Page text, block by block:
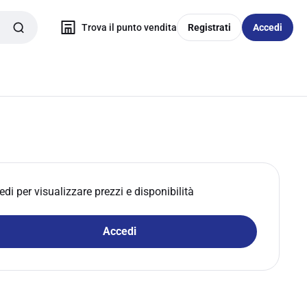
Trova il punto vendita Registrati Accedi
per visualizzare prezzi e disponibilità
Accedi